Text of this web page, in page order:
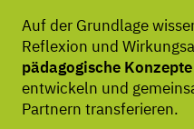
Auf der Grundlage
Reflexion und
pädagogische
entwickeln und
Partnern transferieren.